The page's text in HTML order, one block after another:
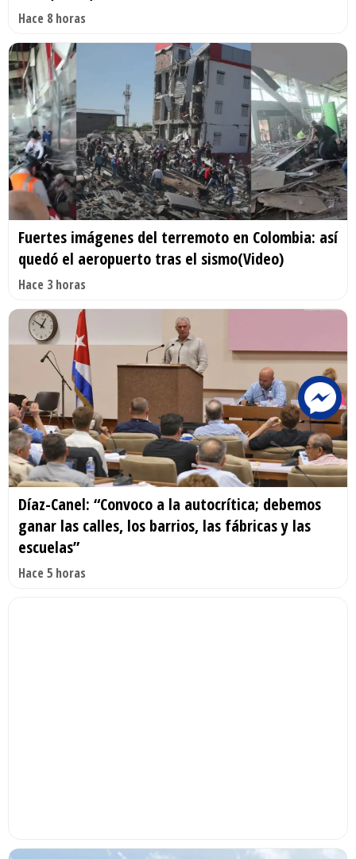
Hace 8 horas
Fuertes imágenes del terremoto en Colombia: así
quedó el aeropuerto tras el sismo(Video)
Hace 3 horas
Díaz-Canel: “Convoco a la autocrítica; debemos
ganar las calles, los barrios, las fábricas y las
escuelas”
Hace 5 horas